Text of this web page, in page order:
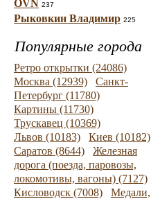
OVN 237
Рыковкин Владимир 225
Популярные города
Ретро открытки (24086)
Москва (12939)
Санкт-
Петербург (11780)
Картины (11730)
Трускавец (10369)
Львов (10183)
Киев (10182)
Саратов (8644)
Железная
дорога (поезда, паровозы,
локомотивы, вагоны) (7127)
Кисловодск (7008)
Медали,